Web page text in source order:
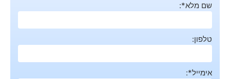
שם מלא*:
טלפון:
אימייל*: